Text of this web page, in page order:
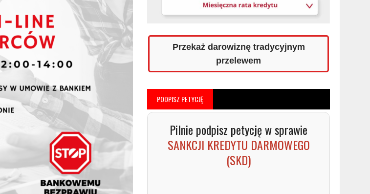
Przekaż darowiznę tradycyjnym
przelewem
PODPISZ PETYCJĘ
Pilnie podpisz petycję w sprawie
SANKCJI KREDYTU DARMOWEGO
(SKD)